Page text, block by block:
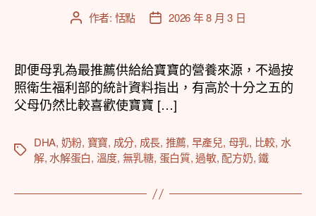
文
者
作者: 恬點
文
佈
日
期
2026 年 8 月 3 日
即便母乳為最推薦供給給寶寶的營養來源，不過按
照衛生福利部的統計資料指出，有高於十分之五的
父母仍然比較喜歡使寶寶 […]
標
DHA, 奶粉, 寶寶, 成分, 成長, 推薦, 早產兒, 母乳, 比較, 水
解, 水解蛋白, 溫度, 無乳糖, 蛋白質,過敏,配方奶,鐵